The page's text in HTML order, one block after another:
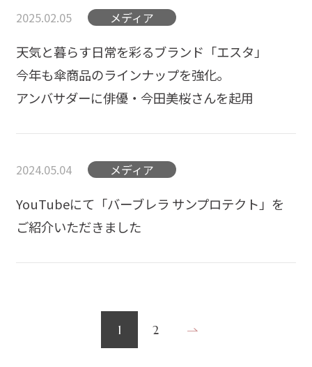
2025.02.05 メディア
天気と暮らす日常を彩るブランド「エスタ」
今年も傘商品のラインナップを強化。
アンバサダーに俳優・今田美桜さんを起用
2024.05.04 メディア
YouTubeにて「バーブレラ サンプロテクト」を
ご紹介いただきました
1 2